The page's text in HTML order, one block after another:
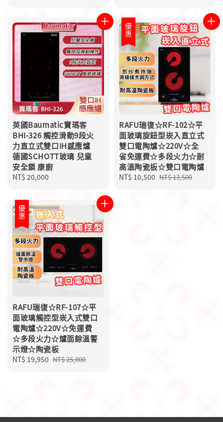
英國Baumatic寶瑪客
BHI-326 觸控滑動9段火
力直立式雙口IH感應爐
德國SCHOTT玻璃 兒童
安全鎖 康廚
Regular
NT$ 20,000
優惠
RAFU瑞復☆RF-102☆平
面玻璃旋鈕型崁入直立式
雙口電陶爐☆220V☆全
省免運費☆多段火力☆耐
高溫陶瓷板☆雙口電陶爐
Sale
NT$ 10,500 Regular
NT$ 13,500
優惠
RAFU瑞復☆RF-107☆平
面玻璃觸控型崁入式雙口
電陶爐☆220V☆免運費
☆多段火力☆爐面餘溫警
示燈☆陶瓷板
Sale
NT$ 19,950 Regular
NT$ 25,000